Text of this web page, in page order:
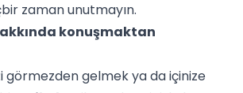
zaman unutmayın.
konuşmaktan
görmezden gelmek ya da içinize